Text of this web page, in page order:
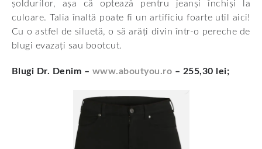
șoldurilor, așa că optează pentru jeanși închiși la
culoare. Talia înaltă poate fi un artificiu foarte util aici!
Cu o astfel de siluetă, o să arăți divin într-o pereche de
blugi evazați sau bootcut.
Blugi Dr. Denim – www.aboutyou.ro – 255,30 lei;